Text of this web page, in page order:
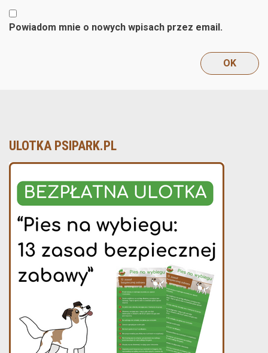
Powiadom mnie o nowych wpisach przez email.
ULOTKA PSIPARK.PL